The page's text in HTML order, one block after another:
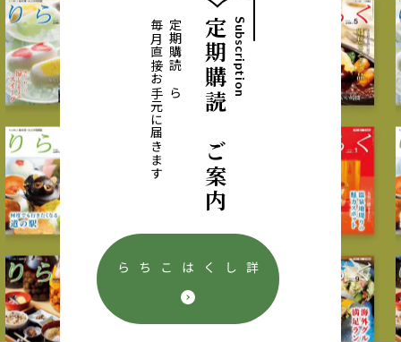
Subscription
定期購読のご案内
定期購読なら
毎月直接お手元に届きます
詳しくはこちら